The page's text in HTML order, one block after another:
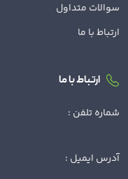
سوالات متداول
ارتباط با ما
ارتباط با ما
شماره تلفن :
آدرس ایمیل :